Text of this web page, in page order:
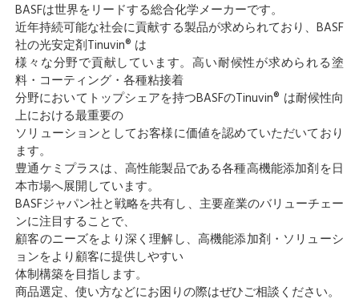
BASFは世界をリードする総合化学メーカーです。
近年持続可能な社会に貢献する製品が求められており、BASF
社の光安定剤Tinuvin® は
様々な分野で貢献しています。高い耐候性が求められる塗
料・コーティング・各種粘接着
分野においてトップシェアを持つBASFのTinuvin® は耐候性向
上における最重要の
ソリューションとしてお客様に価値を認めていただいており
ます。
豊通ケミプラスは、高性能製品である各種高機能添加剤を日
本市場へ展開しています。
BASFジャパン社と戦略を共有し、主要産業のバリューチェー
ンに注目することで、
顧客のニーズをより深く理解し、高機能添加剤・ソリューシ
ョンをより顧客に提供しやすい
体制構築を目指します。
商品選定、使い方などにお困りの際はぜひご相談ください。